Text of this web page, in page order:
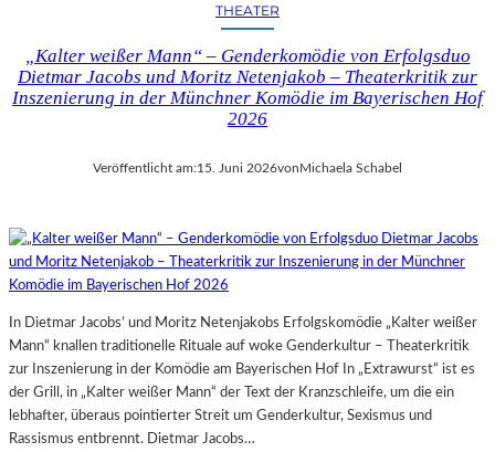
THEATER
„Kalter weißer Mann“ – Genderkomödie von Erfolgsduo
Dietmar Jacobs und Moritz Netenjakob – Theaterkritik zur
Inszenierung in der Münchner Komödie im Bayerischen Hof
2026
Veröffentlicht am:15. Juni 2026vonMichaela Schabel
In Dietmar Jacobs’ und Moritz Netenjakobs Erfolgskomödie „Kalter weißer
Mann“ knallen traditionelle Rituale auf woke Genderkultur – Theaterkritik
zur Inszenierung in der Komödie am Bayerischen Hof In „Extrawurst“ ist es
der Grill, in „Kalter weißer Mann“ der Text der Kranzschleife, um die ein
lebhafter, überaus pointierter Streit um Genderkultur, Sexismus und
Rassismus entbrennt. Dietmar Jacobs…